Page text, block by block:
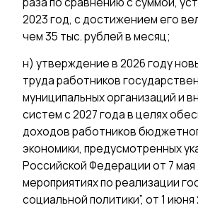
2023 год, с достижением его
чем 35 тыс. рублей в месяц;
н) утверждение в 2026 году
труда работников
муниципальных организаций и
систем с 2027 года в целях
доходов работников
экономики, предусмотренных
Российской Федерации от 7 мая
мероприятиях по реализации
социальной политики”, от 1 июня